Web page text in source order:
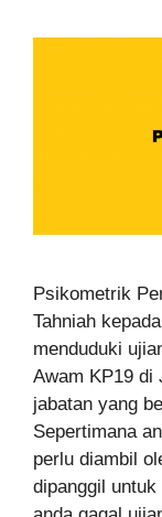
Psikometrik
Tahniah
menduduki
Awam KP19 di
jabatan yang
Sepertimana
perlu diambil
dipanggil